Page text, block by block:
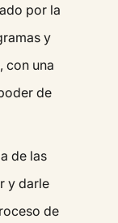
por la
y
con una
de
de las
y darle
de